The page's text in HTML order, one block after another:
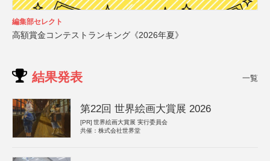
編集部セレクト
高額賞金コンテストランキング《2026年夏》
結果発表 一覧
第22回 世界絵画大賞展 2026
[PR] 世界絵画大賞展 実行委員会
共催：株式会社世界堂